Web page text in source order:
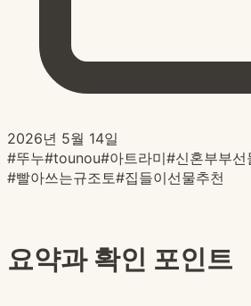
2026년 5월 14일
#뚜누#tounou#아트라미#신혼부부선
#빨아쓰는규조토#집들이선물추천
요약과 확인 포인트